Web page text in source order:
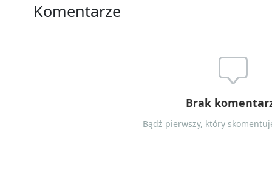
Komentarze
Brak
Bądź pierwszy, który